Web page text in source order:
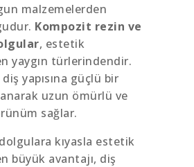
malzemelerden
Kompozit rezin ve
, estetik
yaygın türlerindendir.
yapısına güçlü bir
uzun ömürlü ve
sağlar.
kıyasla estetik
büyük avantajı, diş